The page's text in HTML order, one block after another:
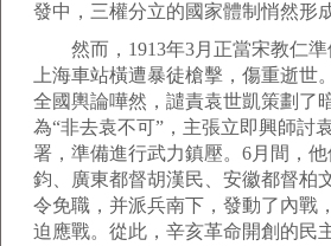
發中，三權分立的國家體制悄然形成
然而，1913年3月正當宋教仁準
上海車站橫遭暴徒槍擊，傷重逝世
全國輿論嘩然，譴責袁世凱策劃了
為“非去袁不可”，主張立即興師討
署，準備進行武力鎮壓。6月間，
鈞、廣東都督胡漢民、安徽都督柏
令免職，并派兵南下，發動了內戰
迫應戰。從此，辛亥革命開創的民